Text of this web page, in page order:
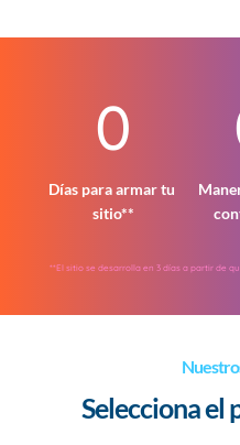
0
Días para armar tu
sitio**
**El sitio se desarrolla en 3 días a partir de
Selecciona el